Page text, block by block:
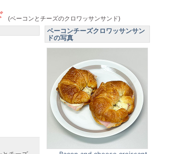
(ベーコンとチーズのクロワッサンサンド)
ベーコンチーズクロワッサンサン
ドの写真